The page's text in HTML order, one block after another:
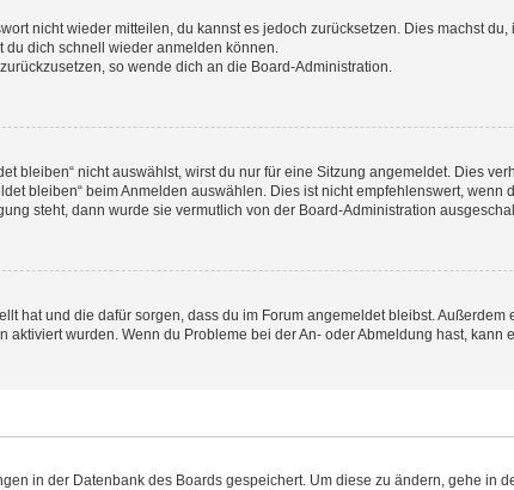
nicht wieder mitteilen, du kannst es jedoch zurücksetzen. Dies machst
du dich schnell wieder anmelden können.
so wende dich an die Board-Administration.
bleiben“ nicht auswählst, wirst du nur für eine Sitzung angemeldet. Dies
bleiben“ beim Anmelden auswählen. Dies ist nicht empfehlenswert,
steht, dann wurde sie vermutlich von der Board-Administration
hat und die dafür sorgen, dass du im Forum angemeldet bleibst.
aktiviert wurden. Wenn du Probleme bei der An- oder Abmeldung hast, kann
in der Datenbank des Boards gespeichert. Um diese zu ändern, gehe in